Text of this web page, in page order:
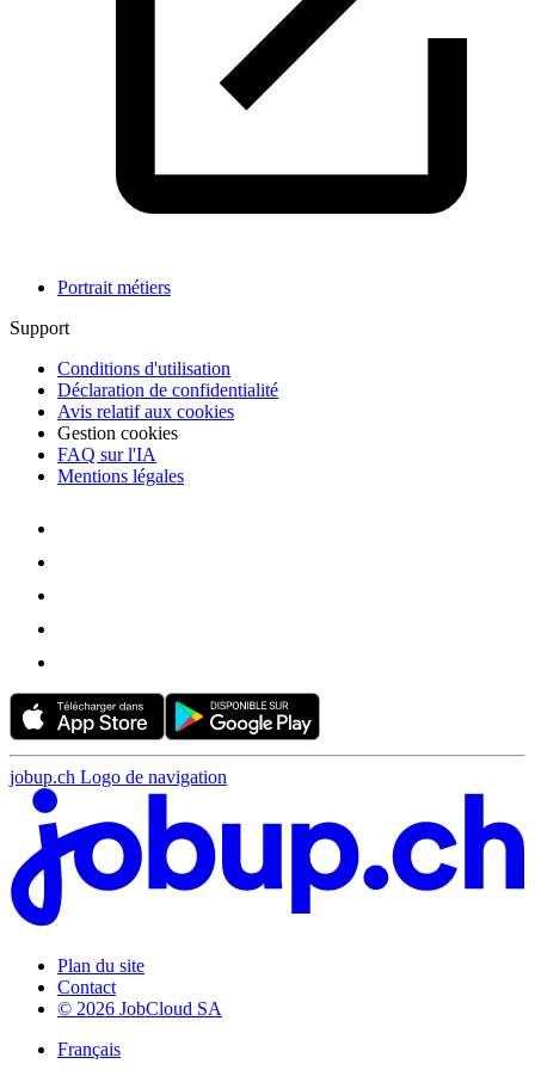
Portrait métiers
Support
Conditions d'utilisation
Déclaration de confidentialité
Avis relatif aux cookies
Gestion cookies
FAQ sur l'IA
Mentions légales
jobup.ch Logo de navigation
Plan du site
Contact
© 2026 JobCloud SA
Français